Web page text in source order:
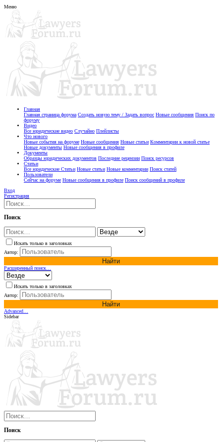
Меню
Главная
Главная страница форума Создать новую тему / Задать вопрос Новые сообщения Поиск по
форуму
Видео
Все юридические видео Случайно Плейлисты
Что нового
Новые события на форуме Новые сообщения Новые статьи Комментарии к новой статье
Новые документы Новые сообщения в профиле
Документы
Образцы юридических документов Последние рецензии Поиск ресурсов
Статьи
Все юридические Статьи Новые статьи Новые комментарии Поиск статей
Пользователи
Сейчас на форуме Новые сообщения в профиле Поиск сообщений в профиле
Вход
Регистрация
Поиск
Искать только в заголовках
Автор:
Найти
Расширенный поиск…
Искать только в заголовках
Автор:
Найти
Advanced…
Sidebar
Поиск